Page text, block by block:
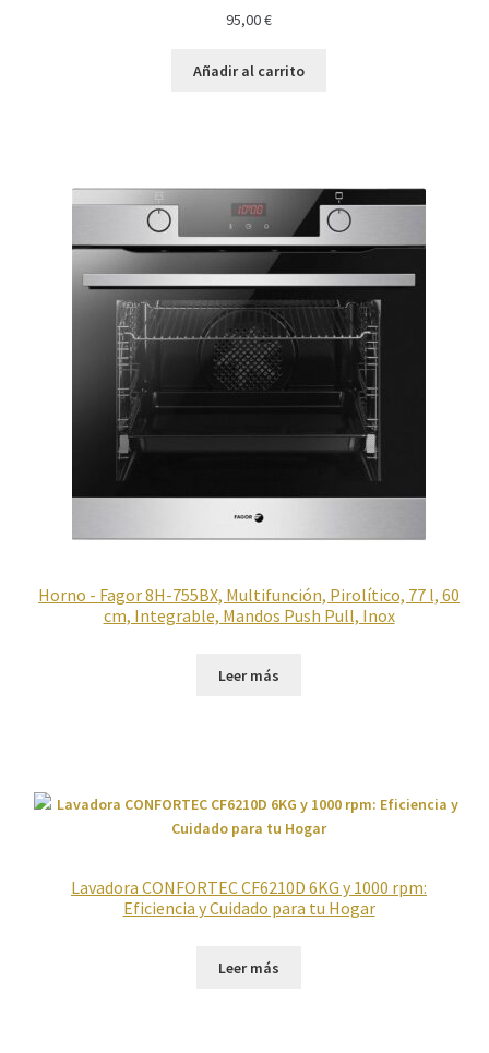
95,00€
Añadir al carrito
Horno - Fagor 8H-755BX, Multifunción, Pirolítico, 77 l, 60
cm, Integrable, Mandos Push Pull, Inox
Leer más
Lavadora CONFORTEC CF6210D 6KG y 1000 rpm:
Eficiencia y Cuidado para tu Hogar
Leer más